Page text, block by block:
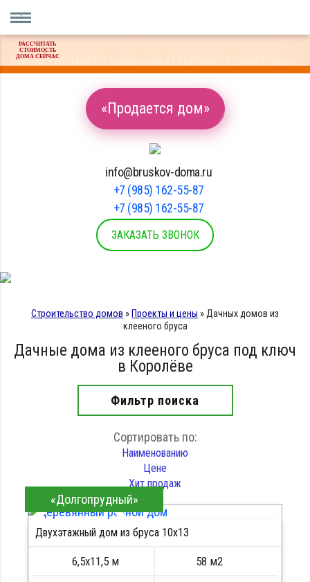
Оплата материала только после проверки качества на вашем
участке. Работаем без предоплаты в 17 регионах! Строим в кредит.
«Продается дом»
info@bruskov-doma.ru
+7 (985) 162-55-87
+7 (985) 162-55-87
ЗАКАЗАТЬ ЗВОНОК
Строительство домов » Проекты и цены » Дачных домов из
клееного бруса
Дачные дома из клееного бруса под ключ
в Королёве
Фильтр поиска
Сортировать по:
Наименованию
Цене
Хит продаж
ПОДРОБНЕЕ
«Долгопрудный»
Двухэтажный дом из бруса 10х13
6,5х11,5 м 58 м2
РАССЧИТАТЬ
СТОИМОСТЬ
ДОМА СЕЙЧАС